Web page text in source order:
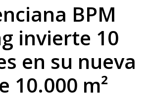
BPM
invierte 10
en su nueva
10.000 m²